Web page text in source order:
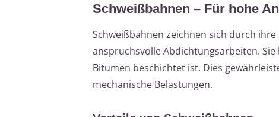
Schweißbahnen – Für hohe
Schweißbahnen zeichnen sich durch
anspruchsvolle Abdichtungsarbeiten.
Bitumen beschichtet ist. Dies
mechanische Belastungen.